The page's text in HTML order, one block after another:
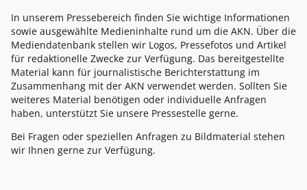
In unserem Pressebereich finden Sie wichtige Informationen
sowie ausgewählte Medieninhalte rund um die AKN. Über die
Mediendatenbank stellen wir Logos, Pressefotos und Artikel
für redaktionelle Zwecke zur Verfügung. Das bereitgestellte
Material kann für journalistische Berichterstattung im
Zusammenhang mit der AKN verwendet werden. Sollten Sie
weiteres Material benötigen oder individuelle Anfragen
haben, unterstützt Sie unsere Pressestelle gerne.
Bei Fragen oder speziellen Anfragen zu Bildmaterial stehen
wir Ihnen gerne zur Verfügung.